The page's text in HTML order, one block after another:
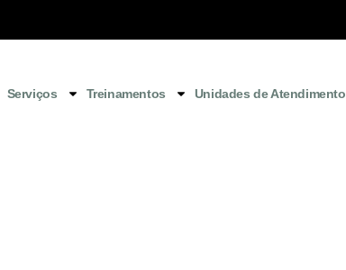
Serviços Treinamentos Unidades de Atendimento